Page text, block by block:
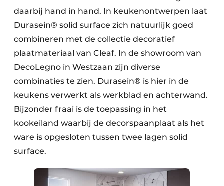
daarbij hand in hand. In keukenontwerpen laat
Durasein® solid surface zich natuurlijk goed
combineren met de collectie decoratief
plaatmateriaal van Cleaf. In de showroom van
DecoLegno in Westzaan zijn diverse
combinaties te zien. Durasein® is hier in de
keukens verwerkt als werkblad en achterwand.
Bijzonder fraai is de toepassing in het
kookeiland waarbij de decorspaanplaat als het
ware is opgesloten tussen twee lagen solid
surface.